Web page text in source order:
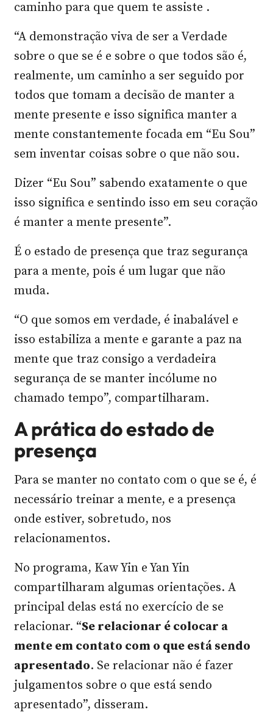
caminho para que quem te assiste .
“A demonstração viva de ser a Verdade
sobre o que se é e sobre o que todos são é,
realmente, um caminho a ser seguido por
todos que tomam a decisão de manter a
mente presente e isso significa manter a
mente constantemente focada em “Eu Sou”
sem inventar coisas sobre o que não sou.
Dizer “Eu Sou” sabendo exatamente o que
isso significa e sentindo isso em seu coração
é manter a mente presente”.
É o estado de presença que traz segurança
para a mente, pois é um lugar que não
muda.
“O que somos em verdade, é inabalável e
isso estabiliza a mente e garante a paz na
mente que traz consigo a verdadeira
segurança de se manter incólume no
chamado tempo”, compartilharam.
A prática do estado de
presença
Para se manter no contato com o que se é, é
necessário treinar a mente, e a presença
onde estiver, sobretudo, nos
relacionamentos.
No programa, Kaw Yin e Yan Yin
compartilharam algumas orientações. A
principal delas está no exercício de se
relacionar. “Se relacionar é colocar a
mente em contato com o que está sendo
apresentado. Se relacionar não é fazer
julgamentos sobre o que está sendo
apresentado”, disseram.